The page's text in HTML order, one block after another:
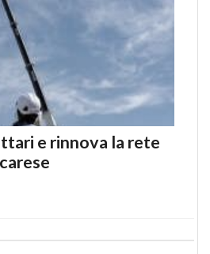
e rinnova la rete